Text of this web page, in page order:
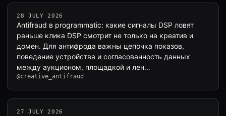
28 JULY 2026
Antifraud в programmatic: какие сигналы DSP ловят
раньше клика DSP смотрит не только на креатив и
домен. Для антифрода важны цепочка показов,
поведение устройства и согласованность данных
между аукционом, площадкой и лен…
@creative_antifraud
27 JULY 2026